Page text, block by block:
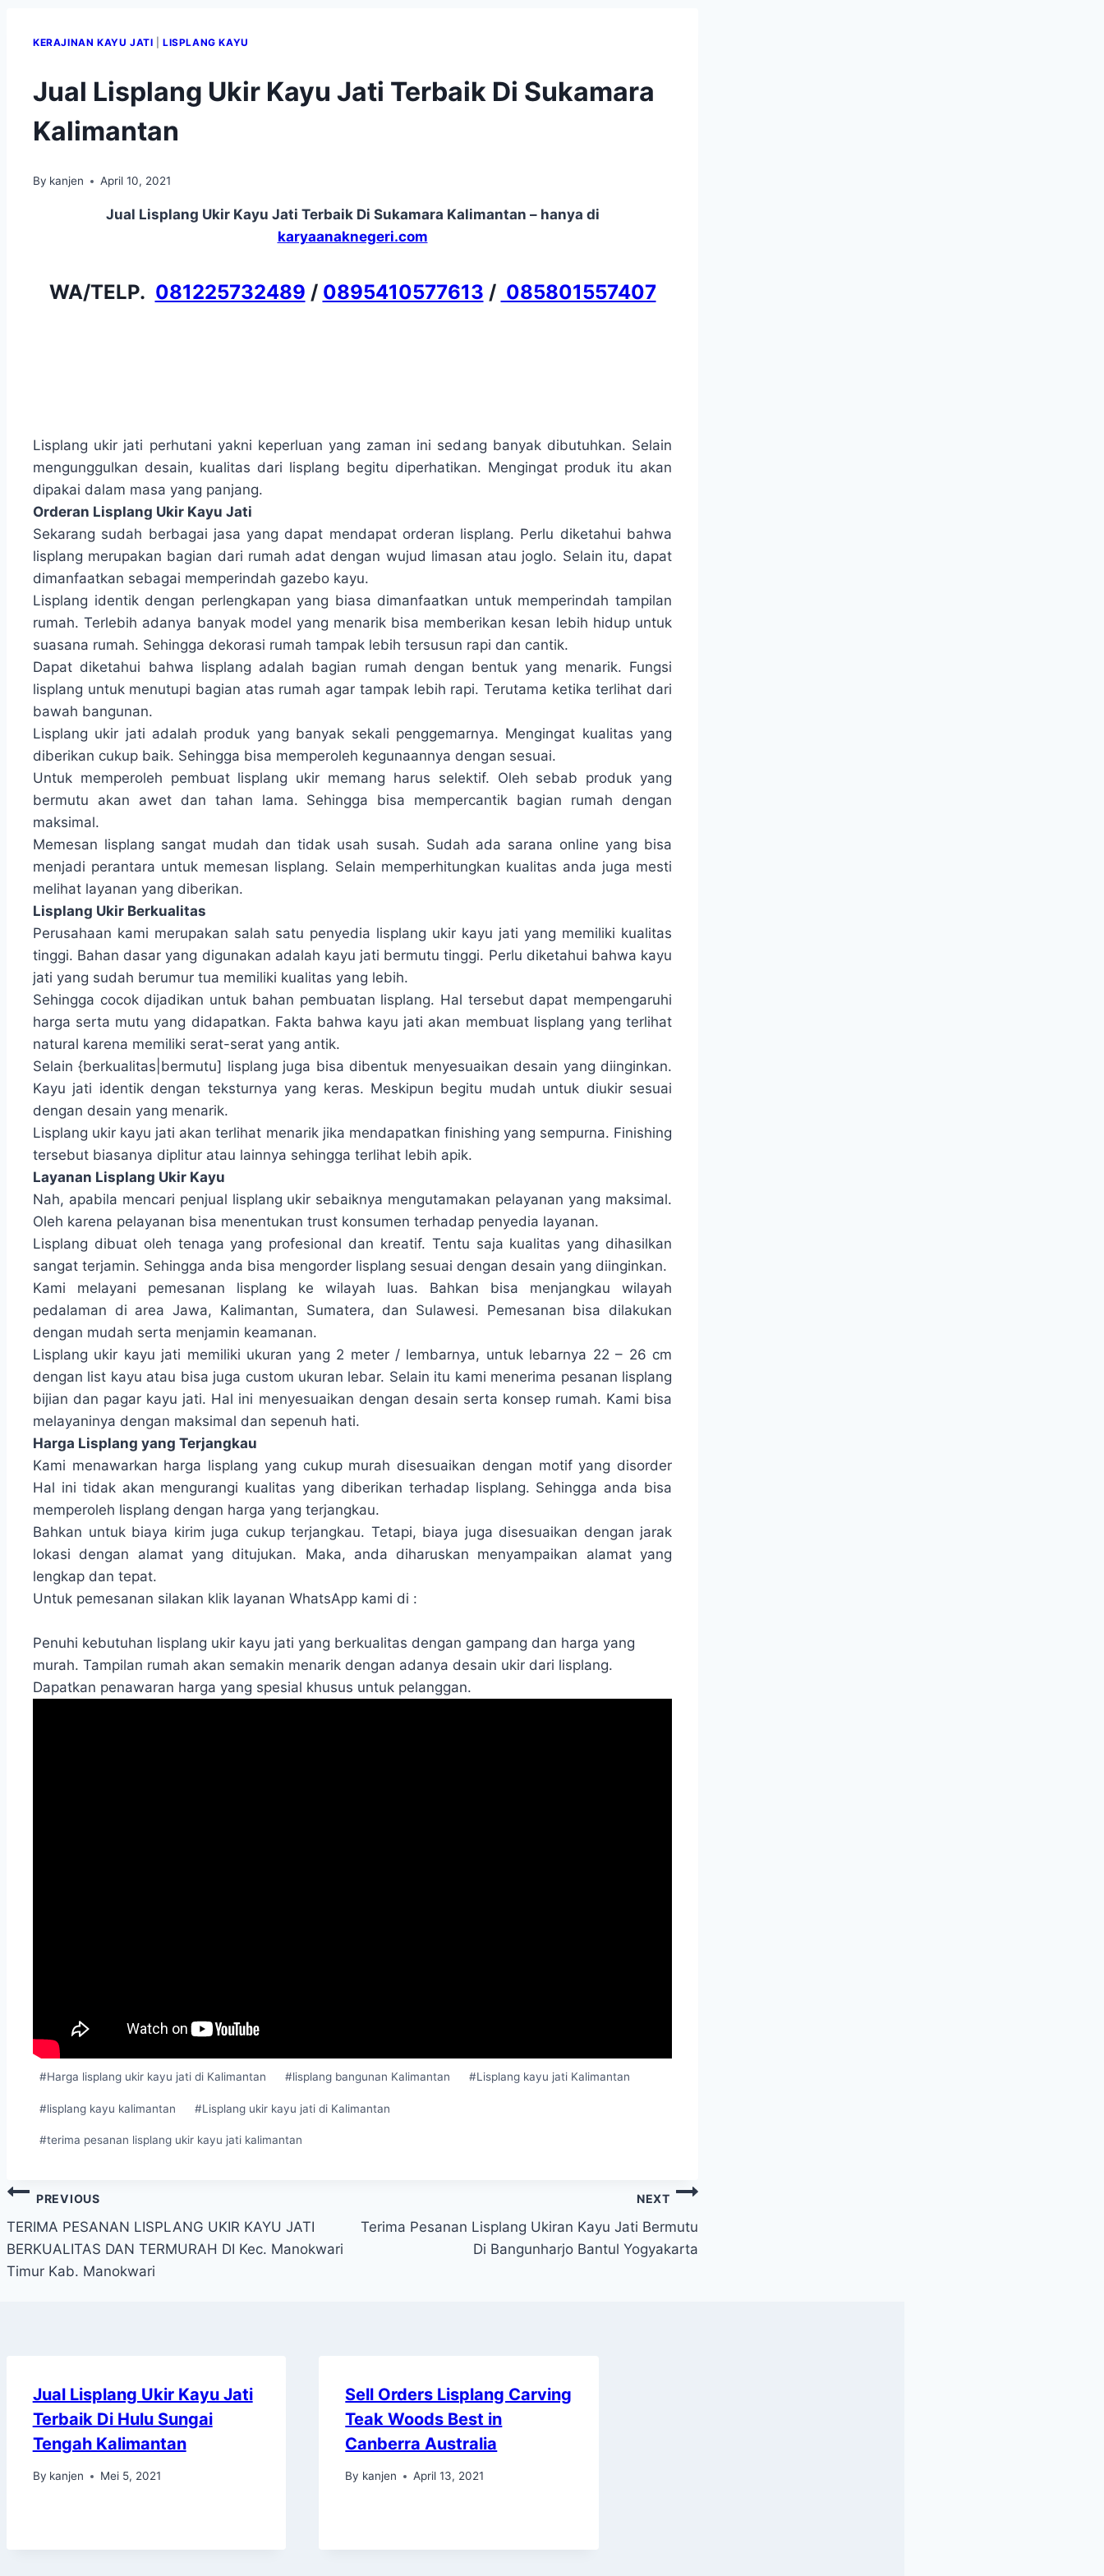
KERAJINAN KAYU JATI |LISPLANG KAYU
Jual Lisplang Ukir Kayu Jati Terbaik Di Sukamara
Kalimantan
By kanjen April 10, 2021
Jual Lisplang Ukir Kayu Jati Terbaik Di Sukamara Kalimantan – hanya di
karyaanaknegeri.com
WA/TELP. 081225732489 / 0895410577613 / 085801557407
Lisplang ukir jati perhutani yakni keperluan yang zaman ini sedang banyak dibutuhkan. Selain
mengunggulkan desain, kualitas dari lisplang begitu diperhatikan. Mengingat produk itu akan
dipakai dalam masa yang panjang.
Orderan Lisplang Ukir Kayu Jati
Sekarang sudah berbagai jasa yang dapat mendapat orderan lisplang. Perlu diketahui bahwa
lisplang merupakan bagian dari rumah adat dengan wujud limasan atau joglo. Selain itu, dapat
dimanfaatkan sebagai memperindah gazebo kayu.
Lisplang identik dengan perlengkapan yang biasa dimanfaatkan untuk memperindah tampilan
rumah. Terlebih adanya banyak model yang menarik bisa memberikan kesan lebih hidup untuk
suasana rumah. Sehingga dekorasi rumah tampak lebih tersusun rapi dan cantik.
Dapat diketahui bahwa lisplang adalah bagian rumah dengan bentuk yang menarik. Fungsi
lisplang untuk menutupi bagian atas rumah agar tampak lebih rapi. Terutama ketika terlihat dari
bawah bangunan.
Lisplang ukir jati adalah produk yang banyak sekali penggemarnya. Mengingat kualitas yang
diberikan cukup baik. Sehingga bisa memperoleh kegunaannya dengan sesuai.
Untuk memperoleh pembuat lisplang ukir memang harus selektif. Oleh sebab produk yang
bermutu akan awet dan tahan lama. Sehingga bisa mempercantik bagian rumah dengan
maksimal.
Memesan lisplang sangat mudah dan tidak usah susah. Sudah ada sarana online yang bisa
menjadi perantara untuk memesan lisplang. Selain memperhitungkan kualitas anda juga mesti
melihat layanan yang diberikan.
Lisplang Ukir Berkualitas
Perusahaan kami merupakan salah satu penyedia lisplang ukir kayu jati yang memiliki kualitas
tinggi. Bahan dasar yang digunakan adalah kayu jati bermutu tinggi. Perlu diketahui bahwa kayu
jati yang sudah berumur tua memiliki kualitas yang lebih.
Sehingga cocok dijadikan untuk bahan pembuatan lisplang. Hal tersebut dapat mempengaruhi
harga serta mutu yang didapatkan. Fakta bahwa kayu jati akan membuat lisplang yang terlihat
natural karena memiliki serat-serat yang antik.
Selain {berkualitas|bermutu] lisplang juga bisa dibentuk menyesuaikan desain yang diinginkan.
Kayu jati identik dengan teksturnya yang keras. Meskipun begitu mudah untuk diukir sesuai
dengan desain yang menarik.
Lisplang ukir kayu jati akan terlihat menarik jika mendapatkan finishing yang sempurna. Finishing
tersebut biasanya diplitur atau lainnya sehingga terlihat lebih apik.
Layanan Lisplang Ukir Kayu
Nah, apabila mencari penjual lisplang ukir sebaiknya mengutamakan pelayanan yang maksimal.
Oleh karena pelayanan bisa menentukan trust konsumen terhadap penyedia layanan.
Lisplang dibuat oleh tenaga yang profesional dan kreatif. Tentu saja kualitas yang dihasilkan
sangat terjamin. Sehingga anda bisa mengorder lisplang sesuai dengan desain yang diinginkan.
Kami melayani pemesanan lisplang ke wilayah luas. Bahkan bisa menjangkau wilayah
pedalaman di area Jawa, Kalimantan, Sumatera, dan Sulawesi. Pemesanan bisa dilakukan
dengan mudah serta menjamin keamanan.
Lisplang ukir kayu jati memiliki ukuran yang 2 meter / lembarnya, untuk lebarnya 22 – 26 cm
dengan list kayu atau bisa juga custom ukuran lebar. Selain itu kami menerima pesanan lisplang
bijian dan pagar kayu jati. Hal ini menyesuaikan dengan desain serta konsep rumah. Kami bisa
melayaninya dengan maksimal dan sepenuh hati.
Harga Lisplang yang Terjangkau
Kami menawarkan harga lisplang yang cukup murah disesuaikan dengan motif yang disorder
Hal ini tidak akan mengurangi kualitas yang diberikan terhadap lisplang. Sehingga anda bisa
memperoleh lisplang dengan harga yang terjangkau.
Bahkan untuk biaya kirim juga cukup terjangkau. Tetapi, biaya juga disesuaikan dengan jarak
lokasi dengan alamat yang ditujukan. Maka, anda diharuskan menyampaikan alamat yang
lengkap dan tepat.
Untuk pemesanan silakan klik layanan WhatsApp kami di :
Penuhi kebutuhan lisplang ukir kayu jati yang berkualitas dengan gampang dan harga yang
murah. Tampilan rumah akan semakin menarik dengan adanya desain ukir dari lisplang.
Dapatkan penawaran harga yang spesial khusus untuk pelanggan.
#Harga lisplang ukir kayu jati di Kalimantan #lisplang bangunan Kalimantan #Lisplang kayu jati Kalimantan
#lisplang kayu kalimantan #Lisplang ukir kayu jati di Kalimantan
#terima pesanan lisplang ukir kayu jati kalimantan
PREVIOUS
TERIMA PESANAN LISPLANG UKIR KAYU JATI
BERKUALITAS DAN TERMURAH DI Kec. Manokwari
Timur Kab. Manokwari
NEXT
Terima Pesanan Lisplang Ukiran Kayu Jati Bermutu
Di Bangunharjo Bantul Yogyakarta
Jual Lisplang Ukir Kayu Jati
Terbaik Di Hulu Sungai
Tengah Kalimantan
By kanjen Mei 5, 2021
Sell Orders Lisplang Carving
Teak Woods Best in
Canberra Australia
By kanjen April 13, 2021